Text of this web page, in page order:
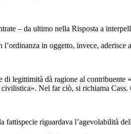
– da ultimo nella Risposta a
l’ordinanza in oggetto, invece, aderisce
legittimità dà ragione al contribuente
Nel far ciò, si richiama Cass.
fattispecie riguardava l’agevolabilità